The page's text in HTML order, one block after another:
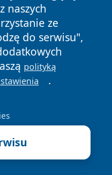
naszych
ze
do serwisu",
polityką
.
Polityka
Cookies